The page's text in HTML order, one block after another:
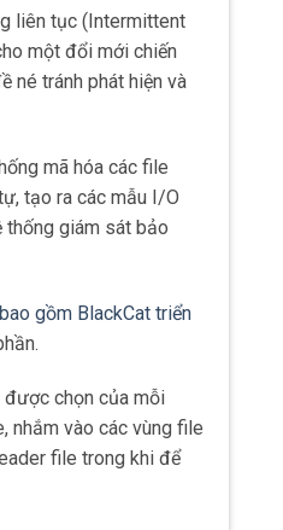
liên tục (Intermittent
một đổi mới chiến
né tránh phát hiện và
mã hóa các file
tạo ra các mẫu I/O
thống giám sát bảo
gồm BlackCat triển
được chọn của mỗi
nhắm vào các vùng file
file trong khi để